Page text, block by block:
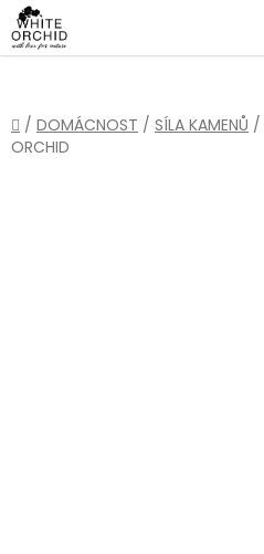
Přejít
na
obsah
Domů
/ DOMÁCNOST / SÍLA KAMENŮ /
ORCHID